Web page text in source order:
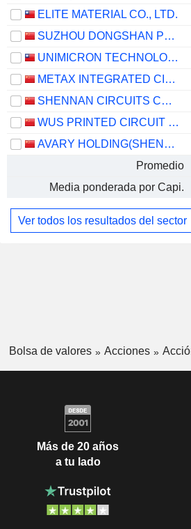
ELITE MATERIAL CO., LTD.
SUZHOU DONGSHAN PRECISION MANUFACTURING CO., LTD.
UNIMICRON TECHNOLOGY CORP.
METAX INTEGRATED CIRCUITS (SHANGHAI) CO., LTD.
SHENNAN CIRCUITS CO., LTD.
WUS PRINTED CIRCUIT (KUNSHAN) CO., LTD.
AVARY HOLDING(SHENZHEN)CO., LIMITED
Promedio
Media ponderada por Capi.
Ver todos los resultados del sector
Bolsa de valores Acciones
Más de 20 años
a tu lado